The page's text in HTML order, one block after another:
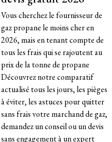
Vous cherchez le fournisseur de
gaz propane le moins cher en
2026, mais en tenant compte de
tous les frais qui se rajoutent au
prix de la tonne de propane
Découvrez notre comparatif
actualisé tous les jours, les pièges
à éviter, les astuces pour quitter
sans frais votre marchand de gaz,
demandez un conseil ou un devis
sans engagement à un expert